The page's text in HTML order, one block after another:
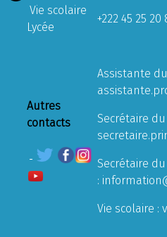
Vie scolaire
Lycée
+222 45 25 20
Autres
contacts
Assistante
Secrétaire
Secrétaire
:
Vie scolaire :